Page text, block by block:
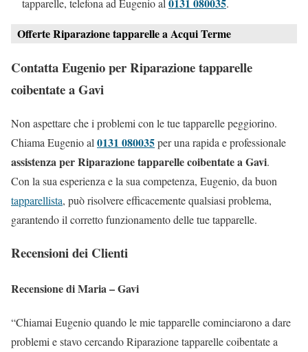
tapparelle, telefona ad Eugenio al0131 080035.
Offerte Riparazione tapparelle a Acqui Terme
Contatta Eugenio per Riparazione tapparelle
coibentate a Gavi
Non aspettare che i problemi con le tue tapparelle peggiorino.
Chiama Eugenio al 0131 080035per una rapida e professionale
assistenza per Riparazione tapparelle coibentate a Gavi.
Con la sua esperienza e la sua competenza, Eugenio, da buon
tapparellista, può risolvere efficacemente qualsiasi problema,
garantendo il corretto funzionamento delle tue tapparelle.
Recensioni dei Clienti
Recensione di Maria – Gavi
“Chiamai Eugenio quando le mie tapparelle cominciarono a dare
problemi e stavo cercando Riparazione tapparelle coibentate a